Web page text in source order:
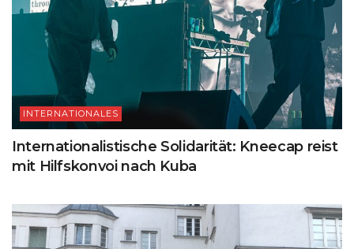
INTERNATIONALES
Internationalistische Solidarität: Kneecap reist
mit Hilfskonvoi nach Kuba